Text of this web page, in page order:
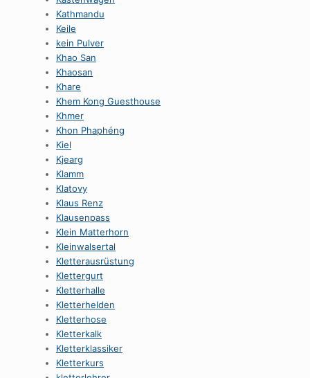
Kathmandu
Keile
kein Pulver
Khao San
Khaosan
Khare
Khem Kong Guesthouse
Khmer
Khon Phaphéng
Kiel
Kjearg
Klamm
Klatovy
Klaus Renz
Klausenpass
Klein Matterhorn
Kleinwalsertal
Kletterausrüstung
Klettergurt
Kletterhalle
Kletterhelden
Kletterhose
Kletterkalk
Kletterklassiker
Kletterkurs